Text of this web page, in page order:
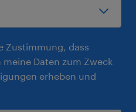
Zustimmung, dass
Daten zum Zweck
erheben und